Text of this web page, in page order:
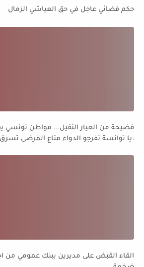
حكم قضائي عاجل في حق العياشي الزمال
فضيحة من العيار الثقيل... مواطن تونسي
:يا توانسة تفرجو الدواء متاع المرضى
القاء القبض على مديرين ببنك عمومي من